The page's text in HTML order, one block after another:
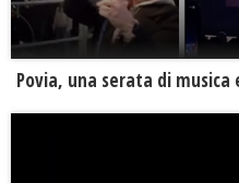
Povia, una serata di